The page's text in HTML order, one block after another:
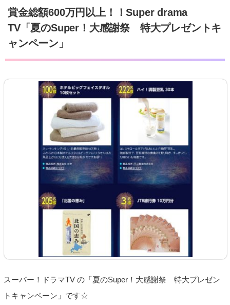
賞金総額600万円以上！！Super drama
TV「夏のSuper！大感謝祭 特大プレゼントキ
ャンペーン」
スーパー！ドラマTV の「夏のSuper！大感謝祭 特大プレゼン
トキャンペーン」です☆